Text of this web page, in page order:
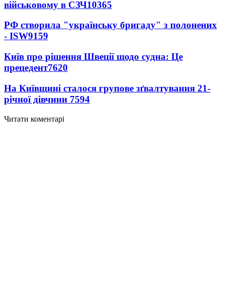
військовому в СЗЧ10365
РФ створила "українську бригаду" з полонених
- ISW9159
Київ про рішення Швеції щодо судна: Це
прецедент7620
На Київщині сталося групове зґвалтування 21-
річної дівчини 7594
Читати коментарі